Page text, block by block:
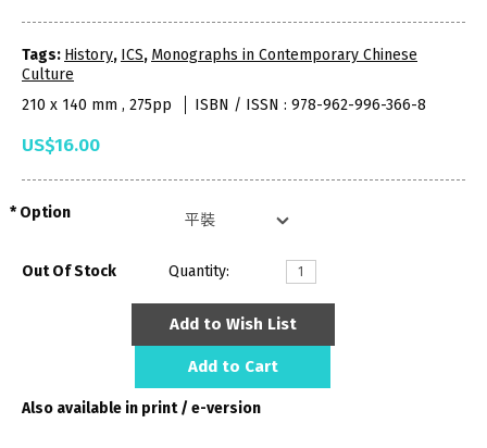
Tags: History, ICS, Monographs in Contemporary Chinese
Culture
210 x 140 mm , 275pp
ISBN / ISSN : 978-962-996-366-8
US$16.00
Option
Out Of Stock Quantity:
Add to Wish List
Add to Cart
Also available in print / e-version